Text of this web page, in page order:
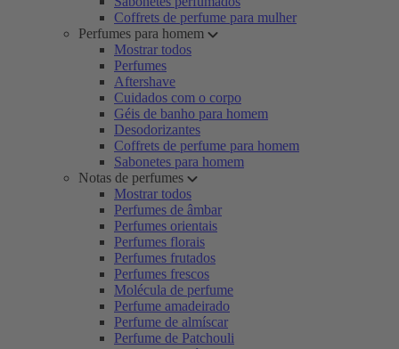
Coffrets de perfume para mulher
Perfumes para homem
Mostrar todos
Perfumes
Aftershave
Cuidados com o corpo
Géis de banho para homem
Desodorizantes
Coffrets de perfume para homem
Sabonetes para homem
Notas de perfumes
Mostrar todos
Perfumes de âmbar
Perfumes orientais
Perfumes florais
Perfumes frutados
Perfumes frescos
Molécula de perfume
Perfume amadeirado
Perfume de almíscar
Perfume de Patchouli